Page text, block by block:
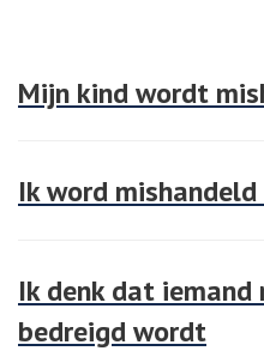
Mijn kind wordt
Ik word
Ik denk dat
bedreigd wordt